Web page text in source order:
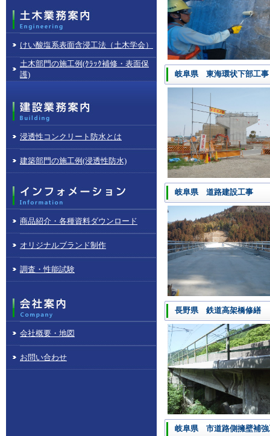
けい酸塩系表面含浸工法（土木学会）
土木部門の施工例(ｸﾗｯｸ補修・表面保
護)
浸透性コンクリート防水とは
建築部門の施工例(浸透性防水)
商品紹介・各種資料ダウンロード
オリジナルブランド制作
調査・性能試験
会社概要・地図
お問い合わせ
岐阜県 東海環状下部工事
岐阜県 道路建設工事
長野県 鉄道高架橋修繕
岐阜県 市道路側擁壁補強